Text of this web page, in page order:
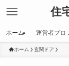
住
ホーム 運営者プロ
ホーム 玄関ドア